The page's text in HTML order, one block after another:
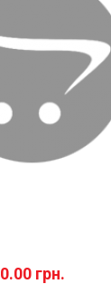
0.00 грн.